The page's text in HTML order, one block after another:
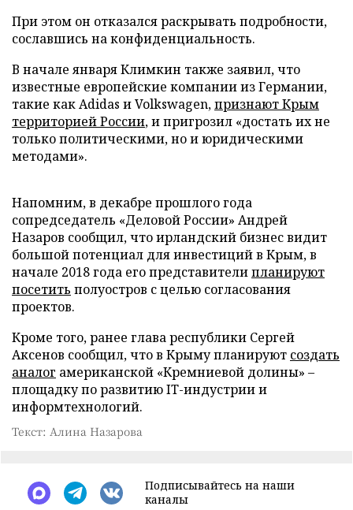
При этом он отказался раскрывать подробности,
сославшись на конфиденциальность.
В начале января Климкин также заявил, что
известные европейские компании из Германии,
такие как Adidas и Volkswagen,признают Крым
территорией России, и пригрозил «достать их не
только политическими, но и юридическими
методами».
Напомним, в декабре прошлого года
сопредседатель «Деловой России» Андрей
Назаров сообщил, что ирландский бизнес видит
большой потенциал для инвестиций в Крым, в
начале 2018 года его представителипланируют
посетить полуостров с целью согласования
проектов.
Кроме того, ранее глава республики Сергей
Аксенов сообщил, что в Крыму планируют создать
аналог американской «Кремниевой долины» –
площадку по развитию IT-индустрии и
информтехнологий.
Текст: Алина Назарова
Подписывайтесь на наши
каналы